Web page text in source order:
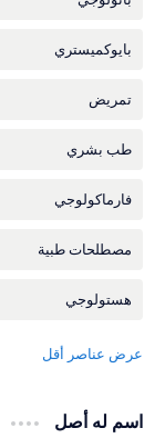
اسم له أصل